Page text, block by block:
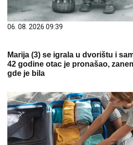
06. 08. 2026 09:39
Marija (3) se igrala u dvorištu i
42 godine otac je pronašao,
gde je bila